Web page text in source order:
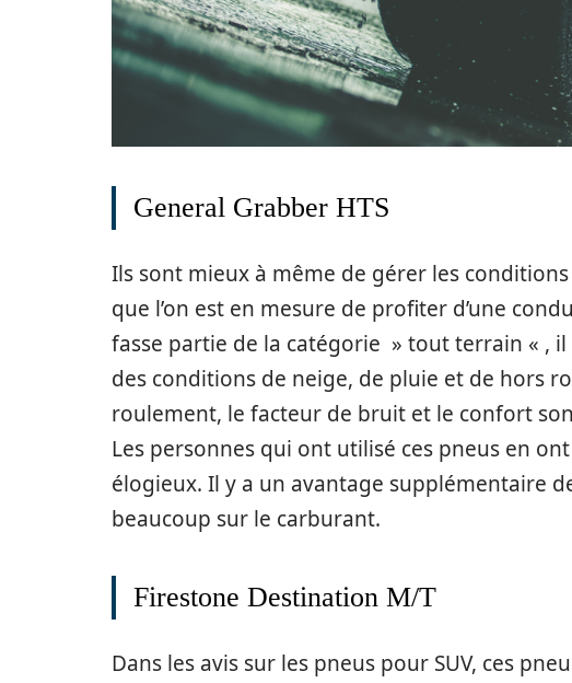
General Grabber HTS
Ils sont mieux à même de gérer les
que l’on est en mesure de profiter d’une
fasse partie de la catégorie » tout terrain « ,
des conditions de neige, de pluie et de hors
roulement, le facteur de bruit et le confort
Les personnes qui ont utilisé ces pneus en
élogieux. Il y a un avantage supplémentaire
beaucoup sur le carburant.
Firestone Destination M/T
Dans les avis sur les pneus pour SUV, ces